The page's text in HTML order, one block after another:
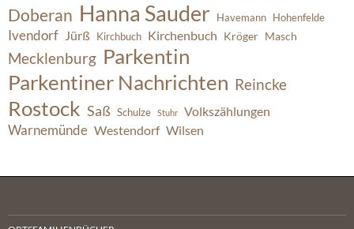
Doberan Hanna Sauder Havemann Hohenfelde
Ivendorf Jürß Kirchbuch Kirchenbuch Kröger Masch
Mecklenburg Parkentin
Parkentiner Nachrichten Reincke
Rostock Saß Schulze Stuhr Volkszählungen
Warnemünde Westendorf Wilsen